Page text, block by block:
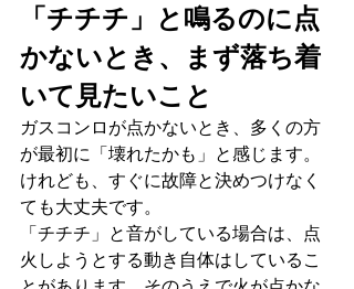
「チチチ」と鳴るのに点
かないとき、まず落ち着
いて見たいこと
ガスコンロが点かないとき、多くの方
が最初に「壊れたかも」と感じます。
けれども、すぐに故障と決めつけなく
ても大丈夫です。
「チチチ」と音がしている場合は、点
火しようとする動き自体はしているこ